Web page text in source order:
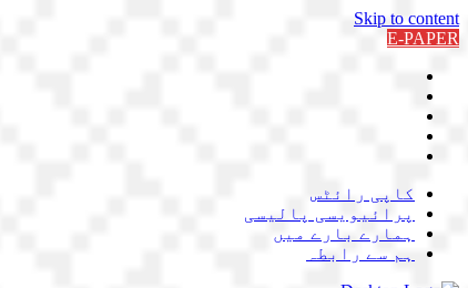
Skip to content
E-PAPER
کاپی رائٹس
پرائیویسی پالیسی
ہمارے بارے میں
ہم سے رابطہ